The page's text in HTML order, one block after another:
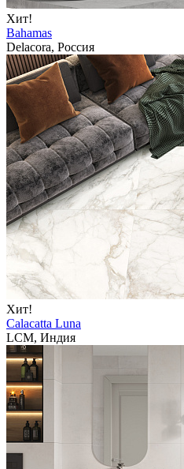
Хит!
Bahamas
Delacora, Россия
Хит!
Calacatta Luna
LCM, Индия